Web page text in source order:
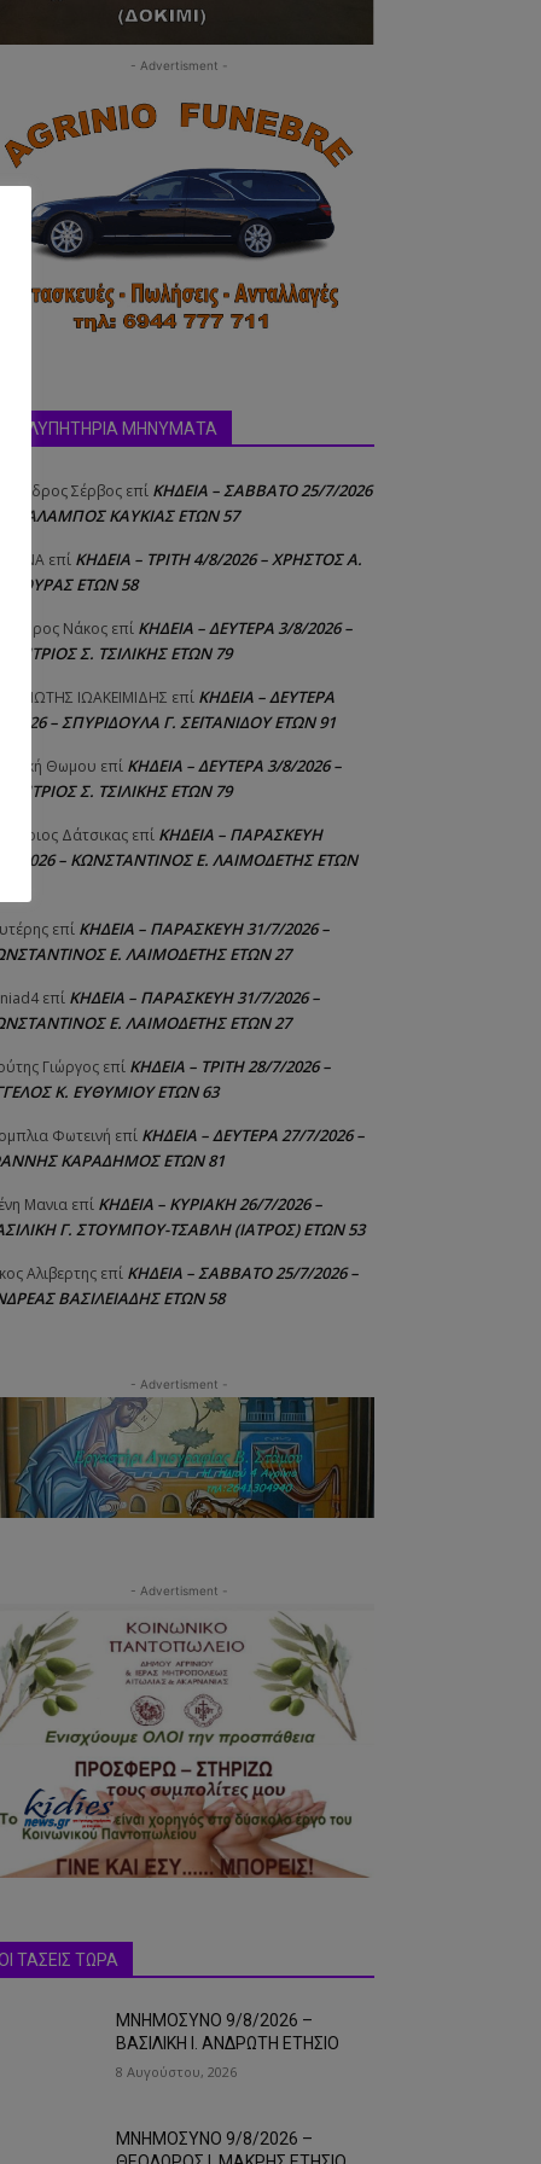
- Advertisment -
ΜΗΝΥΜΑΤΑ
Σέρβος επί ΚΗΔΕΙΑ – ΣΑΒΒΑΤΟ 25/7/2026
ΚΑΥΚΙΑΣ ΕΤΩΝ 57
επί ΚΗΔΕΙΑ – ΤΡΙΤΗ 4/8/2026 – ΧΡΗΣΤΟΣ Α.
ΕΤΩΝ 58
Νάκος επί ΚΗΔΕΙΑ – ΔΕΥΤΕΡΑ 3/8/2026 –
Σ. ΤΣΙΛΙΚΗΣ ΕΤΩΝ 79
IΩΑΚΕΙΜΙΔΗΣ επί ΚΗΔΕΙΑ – ΔΕΥΤΕΡΑ
2026 – ΣΠΥΡΙΔΟΥΛΑ Γ. ΣΕΪΤΑΝΙΔΟΥ ΕΤΩΝ 91
Θωμου επί ΚΗΔΕΙΑ – ΔΕΥΤΕΡΑ 3/8/2026 –
Σ. ΤΣΙΛΙΚΗΣ ΕΤΩΝ 79
Δάτσικας επί ΚΗΔΕΙΑ – ΠΑΡΑΣΚΕΥΗ
7/2026 – ΚΩΝΣΤΑΝΤΙΝΟΣ Ε. ΛΑΙΜΟΔΕΤΗΣ ΕΤΩΝ
επί ΚΗΔΕΙΑ – ΠΑΡΑΣΚΕΥΗ 31/7/2026 –
Ε. ΛΑΙΜΟΔΕΤΗΣ ΕΤΩΝ 27
επί ΚΗΔΕΙΑ – ΠΑΡΑΣΚΕΥΗ 31/7/2026 –
Ε. ΛΑΙΜΟΔΕΤΗΣ ΕΤΩΝ 27
Γιώργος επί ΚΗΔΕΙΑ – ΤΡΙΤΗ 28/7/2026 –
Κ. ΕΥΘΥΜΙΟΥ ΕΤΩΝ 63
Φωτεινή επί ΚΗΔΕΙΑ – ΔΕΥΤΕΡΑ 27/7/2026 –
ΚΑΡΑΔΗΜΟΣ ΕΤΩΝ 81
Μανια επί ΚΗΔΕΙΑ – ΚΥΡΙΑΚΗ 26/7/2026 –
Γ. ΣΤΟΥΜΠΟΥ-ΤΣΑΒΛΗ (ΙΑΤΡΟΣ) ΕΤΩΝ 53
Αλιβερτης επί ΚΗΔΕΙΑ – ΣΑΒΒΑΤΟ 25/7/2026 –
ΒΑΣΙΛΕΙΑΔΗΣ ΕΤΩΝ 58
- Advertisment -
- Advertisment -
ΤΑΣΕΙΣ ΤΩΡΑ
ΜΝΗΜΟΣΥΝΟ 9/8/2026 –
ΒΑΣΙΛΙΚΗ Ι. ΑΝΔΡΩΤΗ ΕΤΗΣΙΟ
8 Αυγούστου, 2026
ΜΝΗΜΟΣΥΝΟ 9/8/2026 –